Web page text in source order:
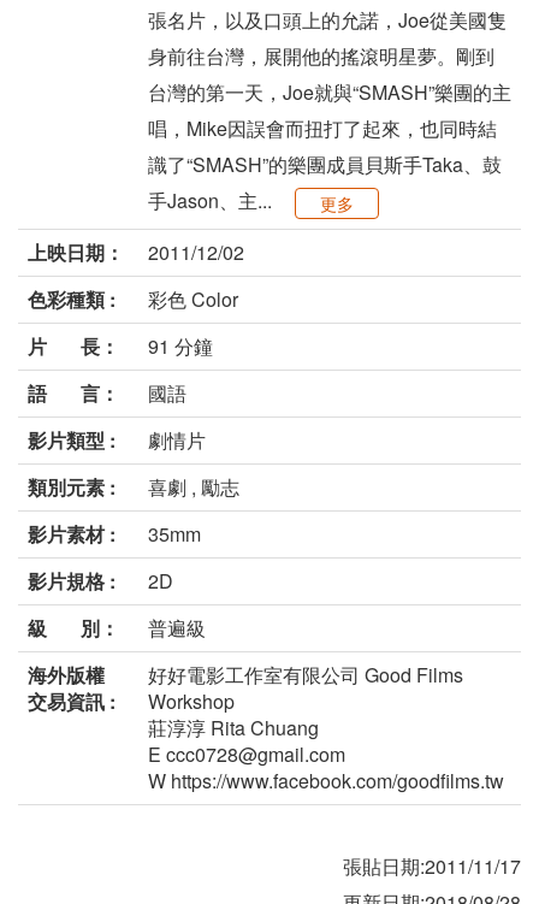
張名片，以及口頭上的允諾，Joe從美國隻
身前往台灣，展開他的搖滾明星夢。剛到
台灣的第一天，Joe就與“SMASH”樂團的主
唱，Mike因誤會而扭打了起來，也同時結
識了“SMASH”的樂團成員貝斯手Taka、鼓
手Jason、主...
更多
上映日期：
2011/12/02
色彩種類 :
彩色 Color
片 長：
91 分鐘
語 言：
國語
影片類型 :
劇情片
類別元素 :
喜劇 , 勵志
影片素材 :
35mm
影片規格 :
2D
級 別：
普遍級
海外版權
交易資訊 :
好好電影工作室有限公司 Good Films
Workshop
莊淳淳 Rita Chuang
E ccc0728@gmail.com
W https://www.facebook.com/goodfilms.tw
張貼日期:2011/11/17